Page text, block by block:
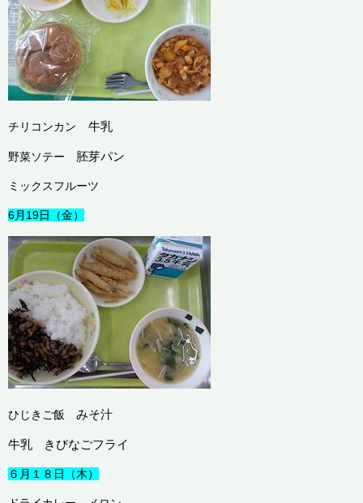
チリコンカン 牛乳
野菜ソテー 胚芽パン
ミックスフルーツ
6月19日（金）
ひじきご飯 みそ汁
牛乳 きびなごフライ
６月１８日（木）